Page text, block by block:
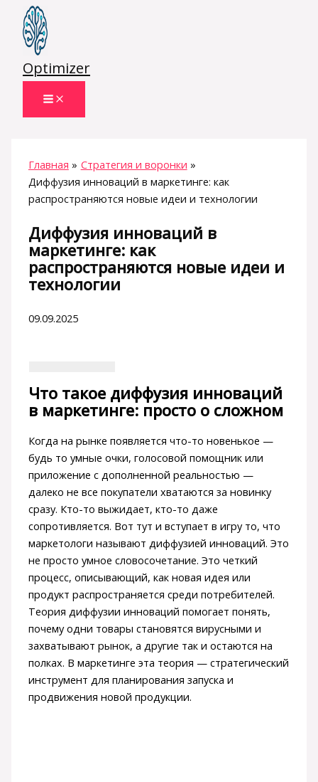
Перейти
содержимому
Optimizer
Главная
Стратегия и воронки
Диффузия инноваций в маркетинге: как
распространяются новые идеи и технологии
Диффузия инноваций в
маркетинге: как
распространяются новые идеи и
технологии
09.09.2025
Что такое диффузия инноваций
в маркетинге: просто о сложном
Когда на рынке появляется что-то новенькое —
будь то умные очки, голосовой помощник или
приложение с дополненной реальностью —
далеко не все покупатели хватаются за новинку
сразу. Кто-то выжидает, кто-то даже
сопротивляется. Вот тут и вступает в игру то, что
маркетологи называют диффузией инноваций. Это
не просто умное словосочетание. Это четкий
процесс, описывающий, как новая идея или
продукт распространяется среди потребителей.
Теория диффузии инноваций помогает понять,
почему одни товары становятся вирусными и
захватывают рынок, а другие так и остаются на
полках. В маркетинге эта теория — стратегический
инструмент для планирования запуска и
продвижения новой продукции.